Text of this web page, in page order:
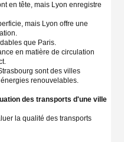
en tête, mais Lyon enregistre
mais Lyon offre une
que Paris.
en matière de circulation
sont des villes
renouvelables.
des transports d'une ville
la qualité des transports